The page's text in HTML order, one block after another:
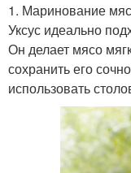
1. Маринование
Уксус идеально
Он делает мясо
сохранить его
использовать